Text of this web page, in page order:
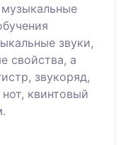
звуки,
свойства, а
звукоряд,
квинтовый